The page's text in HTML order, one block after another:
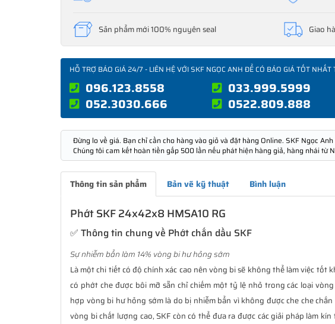
Sản phẩm mới 100% nguyên seal Giao
HỖ TRỢ BÁO GIÁ 24/7 - LIÊN HỆ VỚI SKF NGỌC ANH ĐỂ CÓ BÁO GIÁ TỐT
096.123.8558 033.999.5999
052.3030.666
0522.809.888
Đừng lo về giá. Bạn chỉ cần cho hàng vào giỏ và đặt hàng Online. SKF Ngọc
Chúng tôi cam kết hoàn tiền gấp 500 lần nếu phát hiện hàng giả, hàng nhái từ
Thông tin sản phẩm Bản vẽ kỹ thuật Bình luận
Phớt SKF 24x42x8 HMSA10 RG
✅ Thông tin chung về Phớt chắn dầu SKF
Sự nhiễm bẩn làm 14% vòng bi hư hỏng sớm
Là một chi tiết có độ chính xác cao nên vòng bi sẽ không thể làm việc tốt
có phớt che được bôi mỡ sẵn chỉ chiếm một tỷ lệ nhỏ trong các loại
hợp vòng bi hư hỏng sớm là do bị nhiễm bẩn vì không được che che
vòng bi chất lượng cao, SKF còn có thể đưa ra được các giải pháp làm